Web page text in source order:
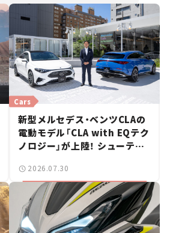
Cars
新型メルセデス・ベンツCLAの
電動モデル「CLA with EQテク
ノロジー」が上陸！ シューティ
ース】
2026.07.30